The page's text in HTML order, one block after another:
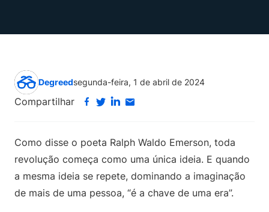
Degreedsegunda-feira, 1 de abril de 2024
Compartilhar
Como disse o poeta Ralph Waldo Emerson, toda
revolução começa como uma única ideia. E quando
a mesma ideia se repete, dominando a imaginação
de mais de uma pessoa, “é a chave de uma era”.